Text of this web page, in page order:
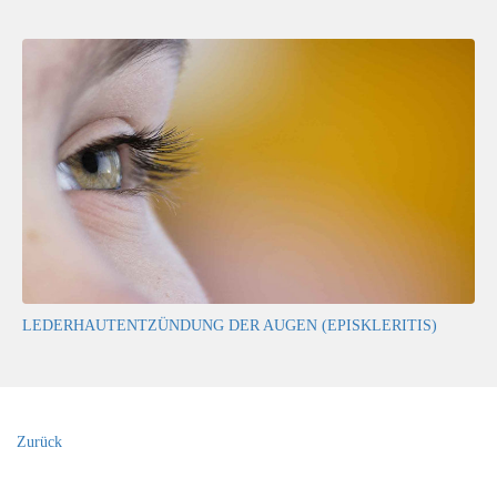
LEDERHAUTENTZÜNDUNG DER AUGEN (EPISKLERITIS)
Zurück